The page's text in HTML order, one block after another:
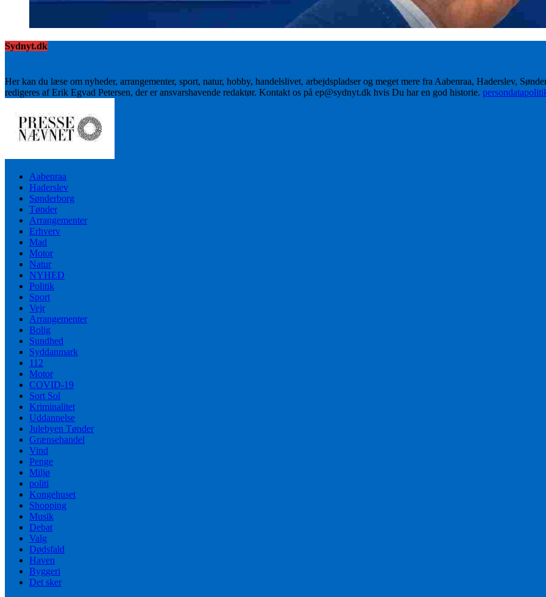
Sydnyt.dk
Her kan du læse om nyheder, arrangementer, sport, natur, hobby, handelslivet, arbejdspladser og meget mere fra Aabenraa, Haderslev,
redigeres af Erik Egvad Petersen, der er ansvarshavende redaktør. Kontakt os på ep@sydnyt.dk hvis Du har en god historie.
Aabenraa
Haderslev
Sønderborg
Tønder
Arrangementer
Erhverv
Mad
Motor
Natur
NYHED
Politik
Sport
Vejr
Arrangementer
Bolig
Sundhed
Syddanmark
112
Motor
COVID-19
Sort Sol
Kriminalitet
Uddannelse
Julebyen Tønder
Grænsehandel
Vind
Penge
Miljø
politi
Kongehuset
Shopping
Musik
Debat
Valg
Dødsfald
Haven
Byggeri
Det sker